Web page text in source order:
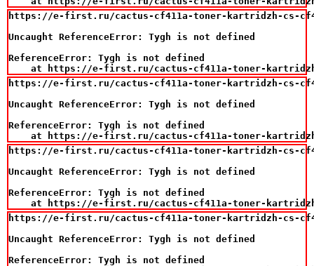
https://e-first.ru/cactus-cf411a-toner-kartridzh-cs-
Uncaught ReferenceError: Tygh is not defined
ReferenceError: Tygh is not defined
at https://e-first.ru/cactus-cf411a-toner-
https://e-first.ru/cactus-cf411a-toner-kartridzh-cs-
Uncaught ReferenceError: Tygh is not defined
ReferenceError: Tygh is not defined
at https://e-first.ru/cactus-cf411a-toner-
https://e-first.ru/cactus-cf411a-toner-kartridzh-cs-
Uncaught ReferenceError: Tygh is not defined
ReferenceError: Tygh is not defined
at https://e-first.ru/cactus-cf411a-toner-
https://e-first.ru/cactus-cf411a-toner-kartridzh-cs-
Uncaught ReferenceError: Tygh is not defined
ReferenceError: Tygh is not defined